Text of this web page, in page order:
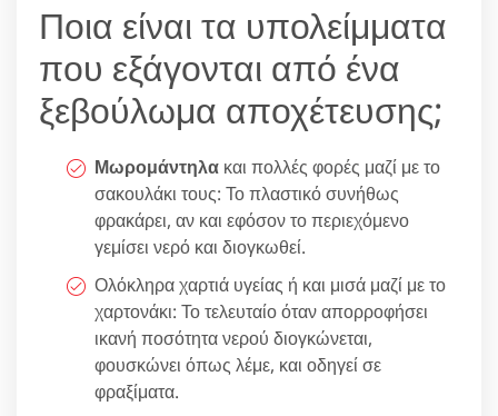
Ποια είναι τα υπολείμματα
που εξάγονται από ένα
ξεβούλωμα αποχέτευσης;
Μωρομάντηλα και πολλές φορές μαζί με το
σακουλάκι τους: Το πλαστικό συνήθως
φρακάρει, αν και εφόσον το περιεχόμενο
γεμίσει νερό και διογκωθεί.
Ολόκληρα χαρτιά υγείας ή και μισά μαζί με το
χαρτονάκι: Το τελευταίο όταν απορροφήσει
ικανή ποσότητα νερού διογκώνεται,
φουσκώνει όπως λέμε, και οδηγεί σε
φραξίματα.